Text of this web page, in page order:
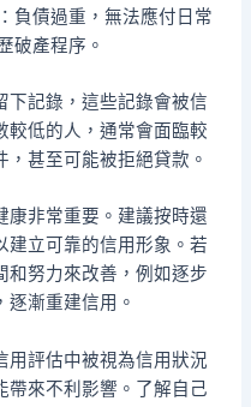
負債過重，無法應付日常
破產程序。
下記錄，這些記錄會被信
較低的人，通常會面臨較
甚至可能被拒絕貸款。
康非常重要。建議按時還
建立可靠的信用形象。若
和努力來改善，例如逐步
漸重建信用。
用評估中被視為信用狀況
帶來不利影響。了解自己